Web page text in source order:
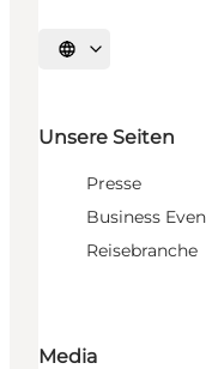
Sprache auswählen
Unsere Seiten
Presse
Business
Reisebranche
Media